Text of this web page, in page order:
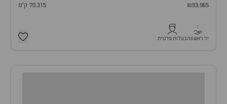
₪93,965 70,315 ק"מ
1
יד ראשונהבעלות פרטית